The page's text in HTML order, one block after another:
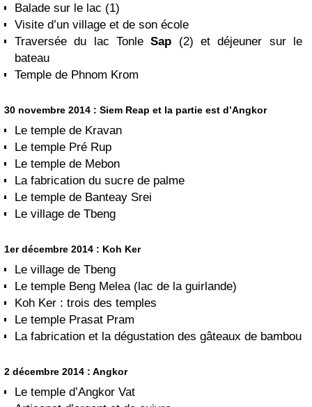
Balade sur le lac (1)
Visite d’un village et de son école
Traversée du lac TonleSap (2) et déjeuner sur le
bateau
Temple de Phnom Krom
30 novembre 2014 : Siem Reap et la partie est d’Angkor
Le temple de Kravan
Le temple Pré Rup
Le temple de Mebon
La fabrication du sucre de palme
Le temple de Banteay Srei
Le village de Tbeng
1er décembre 2014 : Koh Ker
Le village de Tbeng
Le temple Beng Melea (lac de la guirlande)
Koh Ker : trois des temples
Le temple Prasat Pram
La fabrication et la dégustation des gâteaux de bambou
2 décembre 2014 : Angkor
Le temple d’Angkor Vat